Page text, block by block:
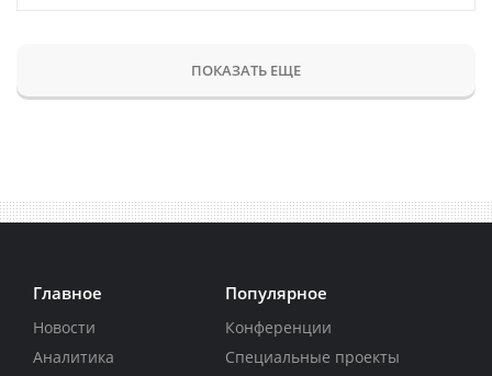
ПОКАЗАТЬ ЕЩЕ
Главное
Новости
Аналитика
Популярное
Конференции
Специальные проекты